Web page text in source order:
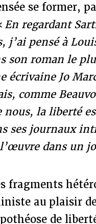
se former,
En regardant
j’ai pensé à
son roman le
écrivaine Jo
comme
nous, la liberté
ses journaux
dans un
fragments
au plaisir
de